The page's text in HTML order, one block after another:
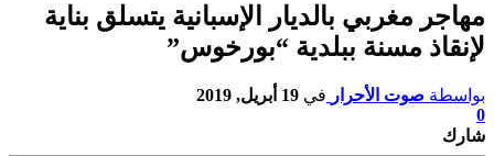
مهاجر مغربي بالديار الإسبانية يتسلق بناية
لإنقاذ مسنة ببلدية “بورخوس”
بواسطة صوت الأحرار في 19 أبريل, 2019
0
شارك